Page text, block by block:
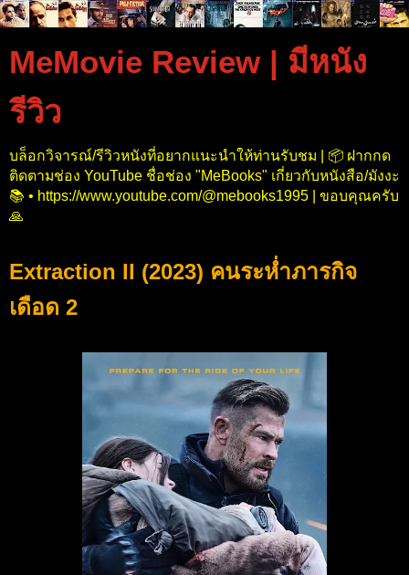
MeMovie Review | มีหนัง
รีวิว
บล็อกวิจารณ์/รีวิวหนังที่อยากแนะนำให้ท่านรับชม | 📦 ฝากกด
ติดตามช่อง YouTube ชื่อช่อง "MeBooks" เกี่ยวกับหนังสือ/มังงะ
📚 • https://www.youtube.com/@mebooks1995 | ขอบคุณครับ
🙏
Extraction II (2023) คนระห่ำภารกิจ
เดือด 2